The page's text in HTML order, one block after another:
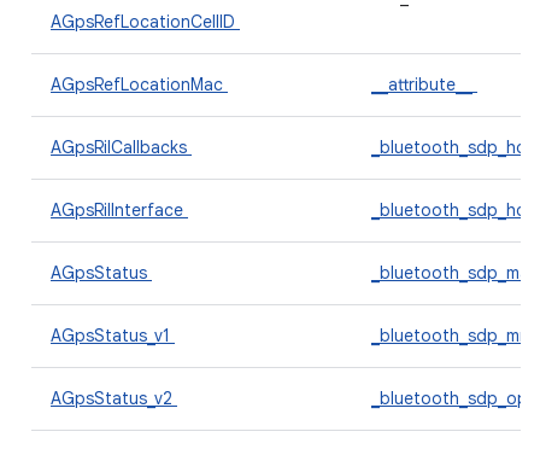
AGpsRefLocationCellID
AGpsRefLocationMac __attribute__
AGpsRilCallbacks _bluetooth_sdp_hdr
AGpsRilInterface
AGpsStatus
AGpsStatus_v1
AGpsStatus_v2